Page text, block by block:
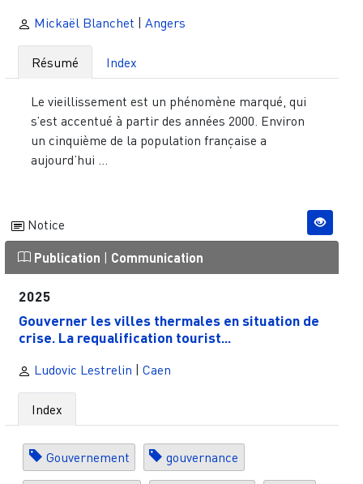
Mickaël Blanchet | Angers
Résumé Index
Le vieillissement est un phénomène marqué, qui
s’est accentué à partir des années 2000. Environ
un cinquième de la population française a
aujourd’hui ...
Notice
Publication | Communication
2025
Gouverner les villes thermales en situation de
crise. La requalification tourist...
Ludovic Lestrelin | Caen
Index
Gouvernement gouvernance